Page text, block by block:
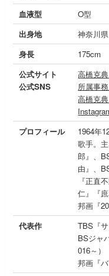
血液型
O型
出身地
神奈川県
身長
175cm
公式サイト
公式SNS
高橋克
所属事
高橋克
プロフィール
1964年
歌手。
郎』、
由』、
『正直
仁』『
邦画『
代表作
TBS『
BSジャ
016～）
邦画『